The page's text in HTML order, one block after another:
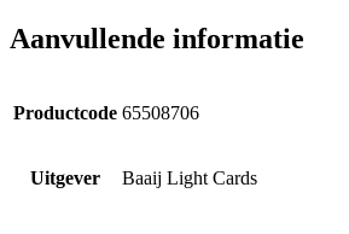
Aanvullende informatie
Productcode 65508706
Uitgever Baaij Light Cards